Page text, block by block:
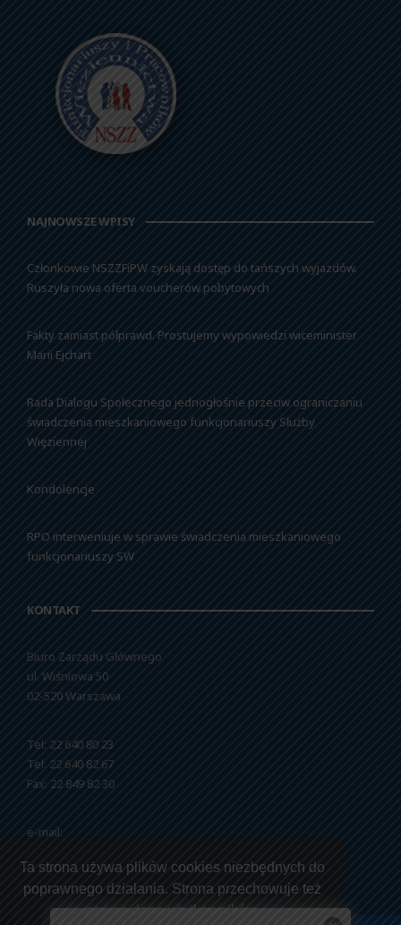
Ta strona używa plików cookies niezbędnych do
poprawnego działania. Strona przechowuje też
pewne dane użytkowników.
NAJNOWSZE WPISY
Członkowie NSZZFiPW zyskają dostęp do tańszych wyjazdów.
Ruszyła nowa oferta voucherów pobytowych
Fakty zamiast półprawd. Prostujemy wypowiedzi wiceminister
Marii Ejchart
Rada Dialogu Społecznego jednogłośnie przeciw ograniczaniu
świadczenia mieszkaniowego funkcjonariuszy Służby
Więziennej
Kondolencje
RPO interweniuje w sprawie świadczenia mieszkaniowego
funkcjonariuszy SW
KONTAKT
Biuro Zarządu Głównego
ul. Wiśniowa 50
02-520 Warszawa
Tel: 22 640 80 23
Tel: 22 640 82 67
Fax: 22 849 82 30
e-mail: